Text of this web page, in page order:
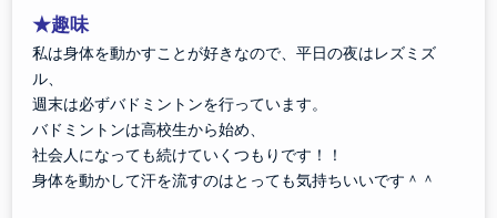
★趣味
私は身体を動かすことが好きなので、平日の夜はレズミズ
ル、
週末は必ずバドミントンを行っています。
バドミントンは高校生から始め、
社会人になっても続けていくつもりです！！
身体を動かして汗を流すのはとっても気持ちいいです＾＾